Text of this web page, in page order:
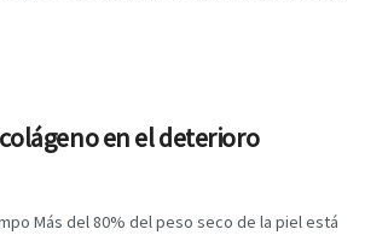
en el deterioro
Más del 80% del peso seco de la piel está